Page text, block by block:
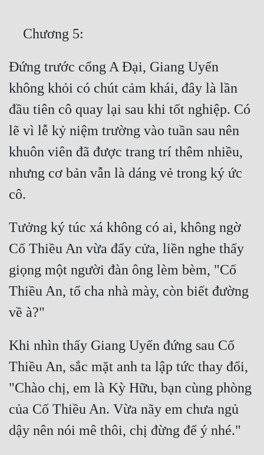
Truyện Convert
Truyện ngắn
Xa Lộ Dịch
Cung Đấu
Cạnh Kỹ
Cổ Đại
Du Hí
Dã Sử
Dị Giới
Gia Đấu
Góc Nhìn Nam
Góc Nhìn Nữ
Huyền Huyễn
Đứng trước cổng A Đại, Giang Uyển
không khỏi có chút cảm khái, đây là lần
đầu tiên cô quay lại sau khi tốt nghiệp. Có
lẽ vì lễ kỷ niệm trường vào tuần sau nên
khuôn viên đã được trang trí thêm nhiều,
nhưng cơ bản vẫn là dáng vẻ trong ký ức
Tưởng ký túc xá không có ai, không ngờ
Cố Thiều An vừa đẩy cửa, liền nghe thấy
giọng một người đàn ông lèm bèm, "Cố
Thiều An, tổ cha nhà mày, còn biết đường
Khi nhìn thấy Giang Uyển đứng sau Cố
Thiều An, sắc mặt anh ta lập tức thay đổi,
"Chào chị, em là Kỳ Hữu, bạn cùng phòng
của Cố Thiều An. Vừa nãy em chưa ngủ